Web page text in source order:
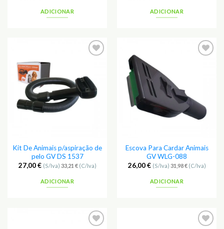
ADICIONAR ADICIONAR
Kit De Animais p/aspiração de
pelo GV DS 1537
27,00€ (S/Iva) 33,21 €(C/Iva)
ADICIONAR
Escova Para Cardar Animais
GV WLG-088
26,00€ (S/Iva) 31,98€(C/Iva)
ADICIONAR